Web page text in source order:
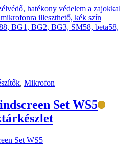
hatékony védelem a zajokkal
illeszthető, kék szín
BG1, BG2, BG3, SM58, beta58,
, Mikrofon
Set WS5